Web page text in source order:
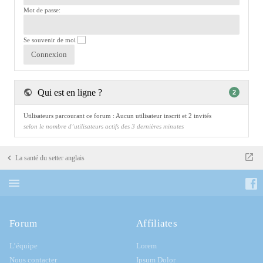
Mot de passe:
Se souvenir de moi
Qui est en ligne ? 2
Utilisateurs parcourant ce forum : Aucun utilisateur inscrit et 2 invités
selon le nombre d’utilisateurs actifs des 3 dernières minutes
La santé du setter anglais
Forum
L’équipe
Nous contacter
Affiliates
Lorem
Ipsum Dolor